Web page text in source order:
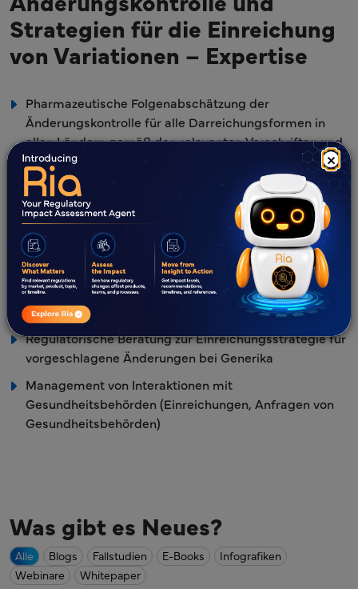
×
Strategien für die Einreichung
von Variationen – Expertise
Pharmazeutische Folgenabschätzung der
Änderungskontrolle für alle Darreichungsformen in
allen Ländern gemäß den relevanten Vorschriften und
Leitlinien
Erstellung einer relevanten MAA-
Änderungsantragsstrategie
Erstellung unterstützender regulatorischer
Dokumentation (z.B. überarbeitete Abschnitte von
Modul 3, Dokumentation von Modul 1) und
Zusammenstellung von Einreichungsunterlagen für
Fertigprodukte und APIs
Regulatorische Beratung zur Einreichungsstrategie für
vorgeschlagene Änderungen bei Generika
Management von Interaktionen mit
Gesundheitsbehörden (Einreichungen, Anfragen von
Gesundheitsbehörden)
Was gibt es Neues?
Alle Blogs Fallstudien E-Books
Infografiken
Webinare
Whitepaper